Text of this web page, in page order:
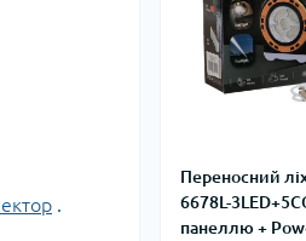
Переносний
6678L-
панеллю +
.